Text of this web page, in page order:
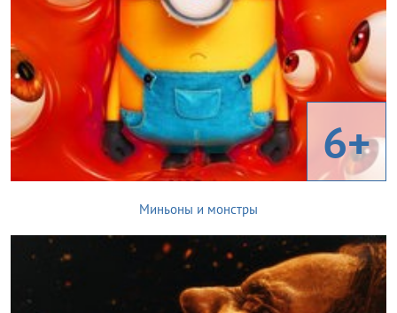
6+
Миньоны и монстры